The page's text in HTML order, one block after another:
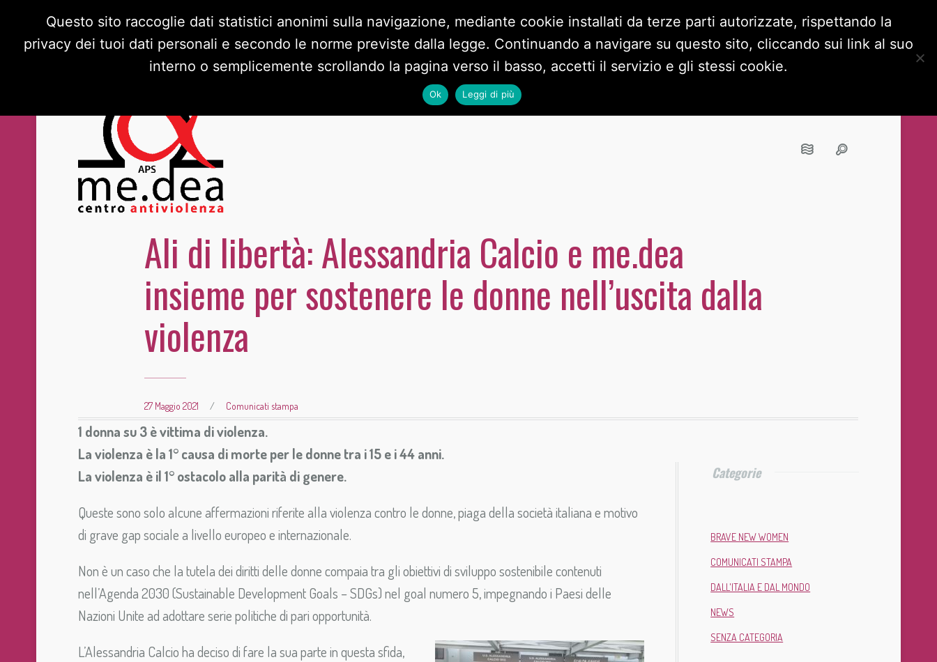
DOCUMENTI COOKIE POLICY
Ali di libertà: Alessandria Calcio e me.dea
insieme per sostenere le donne nell’uscita dalla
violenza
27 Maggio 2021 / Comunicati stampa
1 donna su 3 è vittima di violenza.
La violenza è la 1° causa di morte per le donne tra i 15 e i 44 anni.
La violenza è il 1° ostacolo alla parità di genere.
Queste sono solo alcune affermazioni riferite alla violenza contro le donne, piaga della società italiana e motivo
di grave gap sociale a livello europeo e internazionale.
Non è un caso che la tutela dei diritti delle donne compaia tra gli obiettivi di sviluppo sostenibile contenuti
nell’Agenda 2030 (Sustainable Development Goals – SDGs) nel goal numero 5, impegnando i Paesi delle
Nazioni Unite ad adottare serie politiche di pari opportunità.
L’Alessandria Calcio ha deciso di fare la sua parte in questa sfida,
Categorie
BRAVE NEW WOMEN
COMUNICATI STAMPA
DALL'ITALIA E DAL MONDO
NEWS
SENZA CATEGORIA
Questo sito raccoglie dati statistici anonimi sulla navigazione, mediante cookie installati da terze parti autorizzate, rispettando la
privacy dei tuoi dati personali e secondo le norme previste dalla legge. Continuando a navigare su questo sito, cliccando sui link al suo
interno o semplicemente scrollando la pagina verso il basso, accetti il servizio e gli stessi cookie.
Ok Leggi di più